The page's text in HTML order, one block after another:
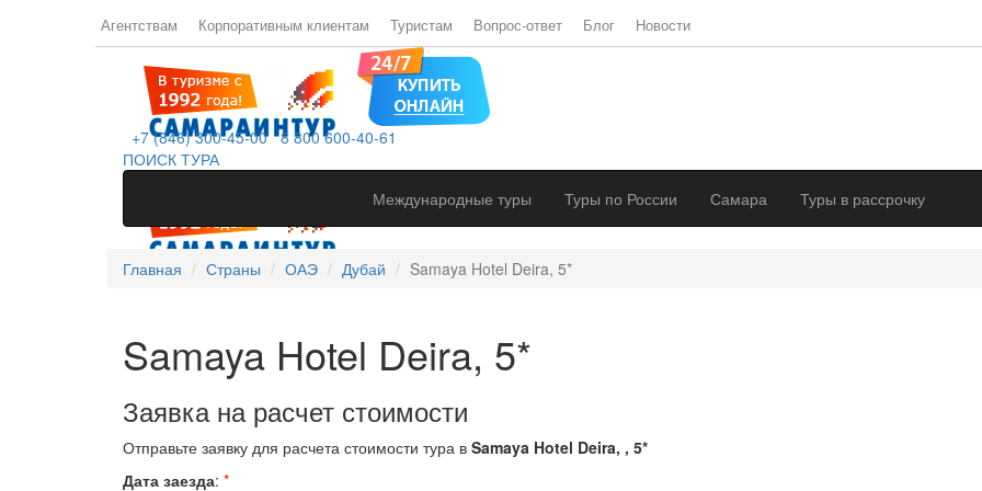
Агентствам Корпоративным клиентам Туристам Вопрос-ответ Блог Новости
+7 (846) 300-45-00 8 800 600-40-61
ПОИСК ТУРА
Международные туры
Туры по России Самара Туры в рассрочку
Главная Страны ОАЭ Дубай Samaya Hotel Deira, 5*
Samaya Hotel Deira, 5*
Заявка на расчет стоимости
Отправьте заявку для расчета стоимости тура в Samaya Hotel Deira, , 5*
Дата заезда: *